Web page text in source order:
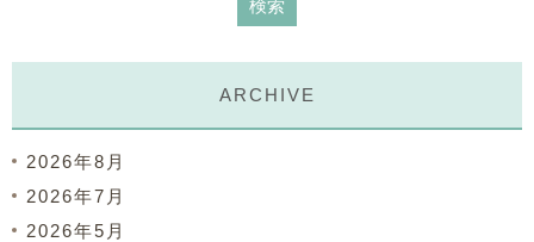
ARCHIVE
2026年8月
2026年7月
2026年5月